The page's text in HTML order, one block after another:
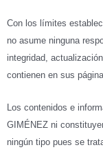
Con los límites
no asume ninguna
integridad,
contienen en sus
Los contenidos e
GIMÉNEZ ni
ningún tipo pues se